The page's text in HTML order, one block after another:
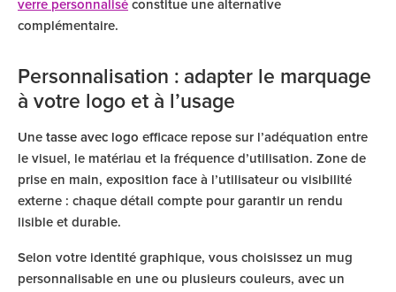
verre personnalisé constitue une alternative
complémentaire.
Personnalisation : adapter le marquage
à votre logo et à l’usage
Une tasse avec logo efficace repose sur l’adéquation entre
le visuel, le matériau et la fréquence d’utilisation. Zone de
prise en main, exposition face à l’utilisateur ou visibilité
externe : chaque détail compte pour garantir un rendu
lisible et durable.
Selon votre identité graphique, vous choisissez un mug
personnalisable en une ou plusieurs couleurs, avec un